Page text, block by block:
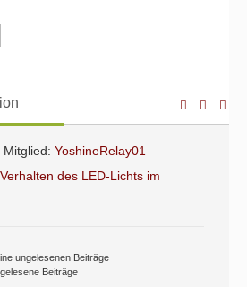
Mitglied: YoshineRelay01
Verhalten des LED-Lichts im
ungelesenen Beiträge
Beiträge